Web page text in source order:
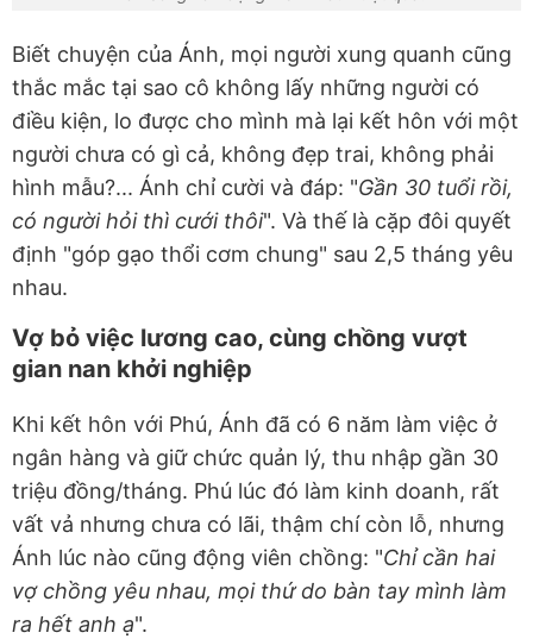
Biết chuyện của Ánh, mọi người xung quanh cũng
thắc mắc tại sao cô không lấy những người có
điều kiện, lo được cho mình mà lại kết hôn với một
người chưa có gì cả, không đẹp trai, không phải
hình mẫu?... Ánh chỉ cười và đáp: "Gần 30 tuổi rồi,
có người hỏi thì cưới thôi". Và thế là cặp đôi quyết
định "góp gạo thổi cơm chung" sau 2,5 tháng yêu
nhau.
Vợ bỏ việc lương cao, cùng chồng vượt
gian nan khởi nghiệp
Khi kết hôn với Phú, Ánh đã có 6 năm làm việc ở
ngân hàng và giữ chức quản lý, thu nhập gần 30
triệu đồng/tháng. Phú lúc đó làm kinh doanh, rất
vất vả nhưng chưa có lãi, thậm chí còn lỗ, nhưng
Ánh lúc nào cũng động viên chồng: "Chỉ cần hai
vợ chồng yêu nhau, mọi thứ do bàn tay mình làm
ra hết anh ạ".